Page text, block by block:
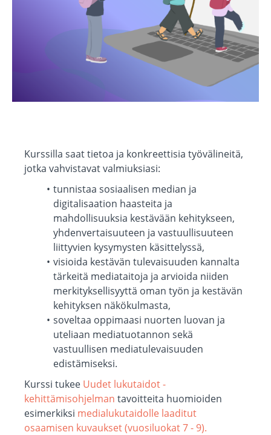
Kurssilla saat tietoa ja konkreettisia työvälineitä,
jotka vahvistavat valmiuksiasi:
tunnistaa sosiaalisen median ja
digitalisaation haasteita ja
mahdollisuuksia kestävään kehitykseen,
yhdenvertaisuuteen ja vastuullisuuteen
liittyvien kysymysten käsittelyssä,
visioida kestävän tulevaisuuden kannalta
tärkeitä mediataitoja ja arvioida niiden
merkityksellisyyttä oman työn ja kestävän
kehityksen näkökulmasta,
soveltaa oppimaasi nuorten luovan ja
uteliaan mediatuotannon sekä
vastuullisen mediatulevaisuuden
edistämiseksi.
Kurssi tukee Uudet lukutaidot -
kehittämisohjelman tavoitteita huomioiden
esimerkiksi medialukutaidolle laaditut
osaamisen kuvaukset (vuosiluokat 7 - 9).